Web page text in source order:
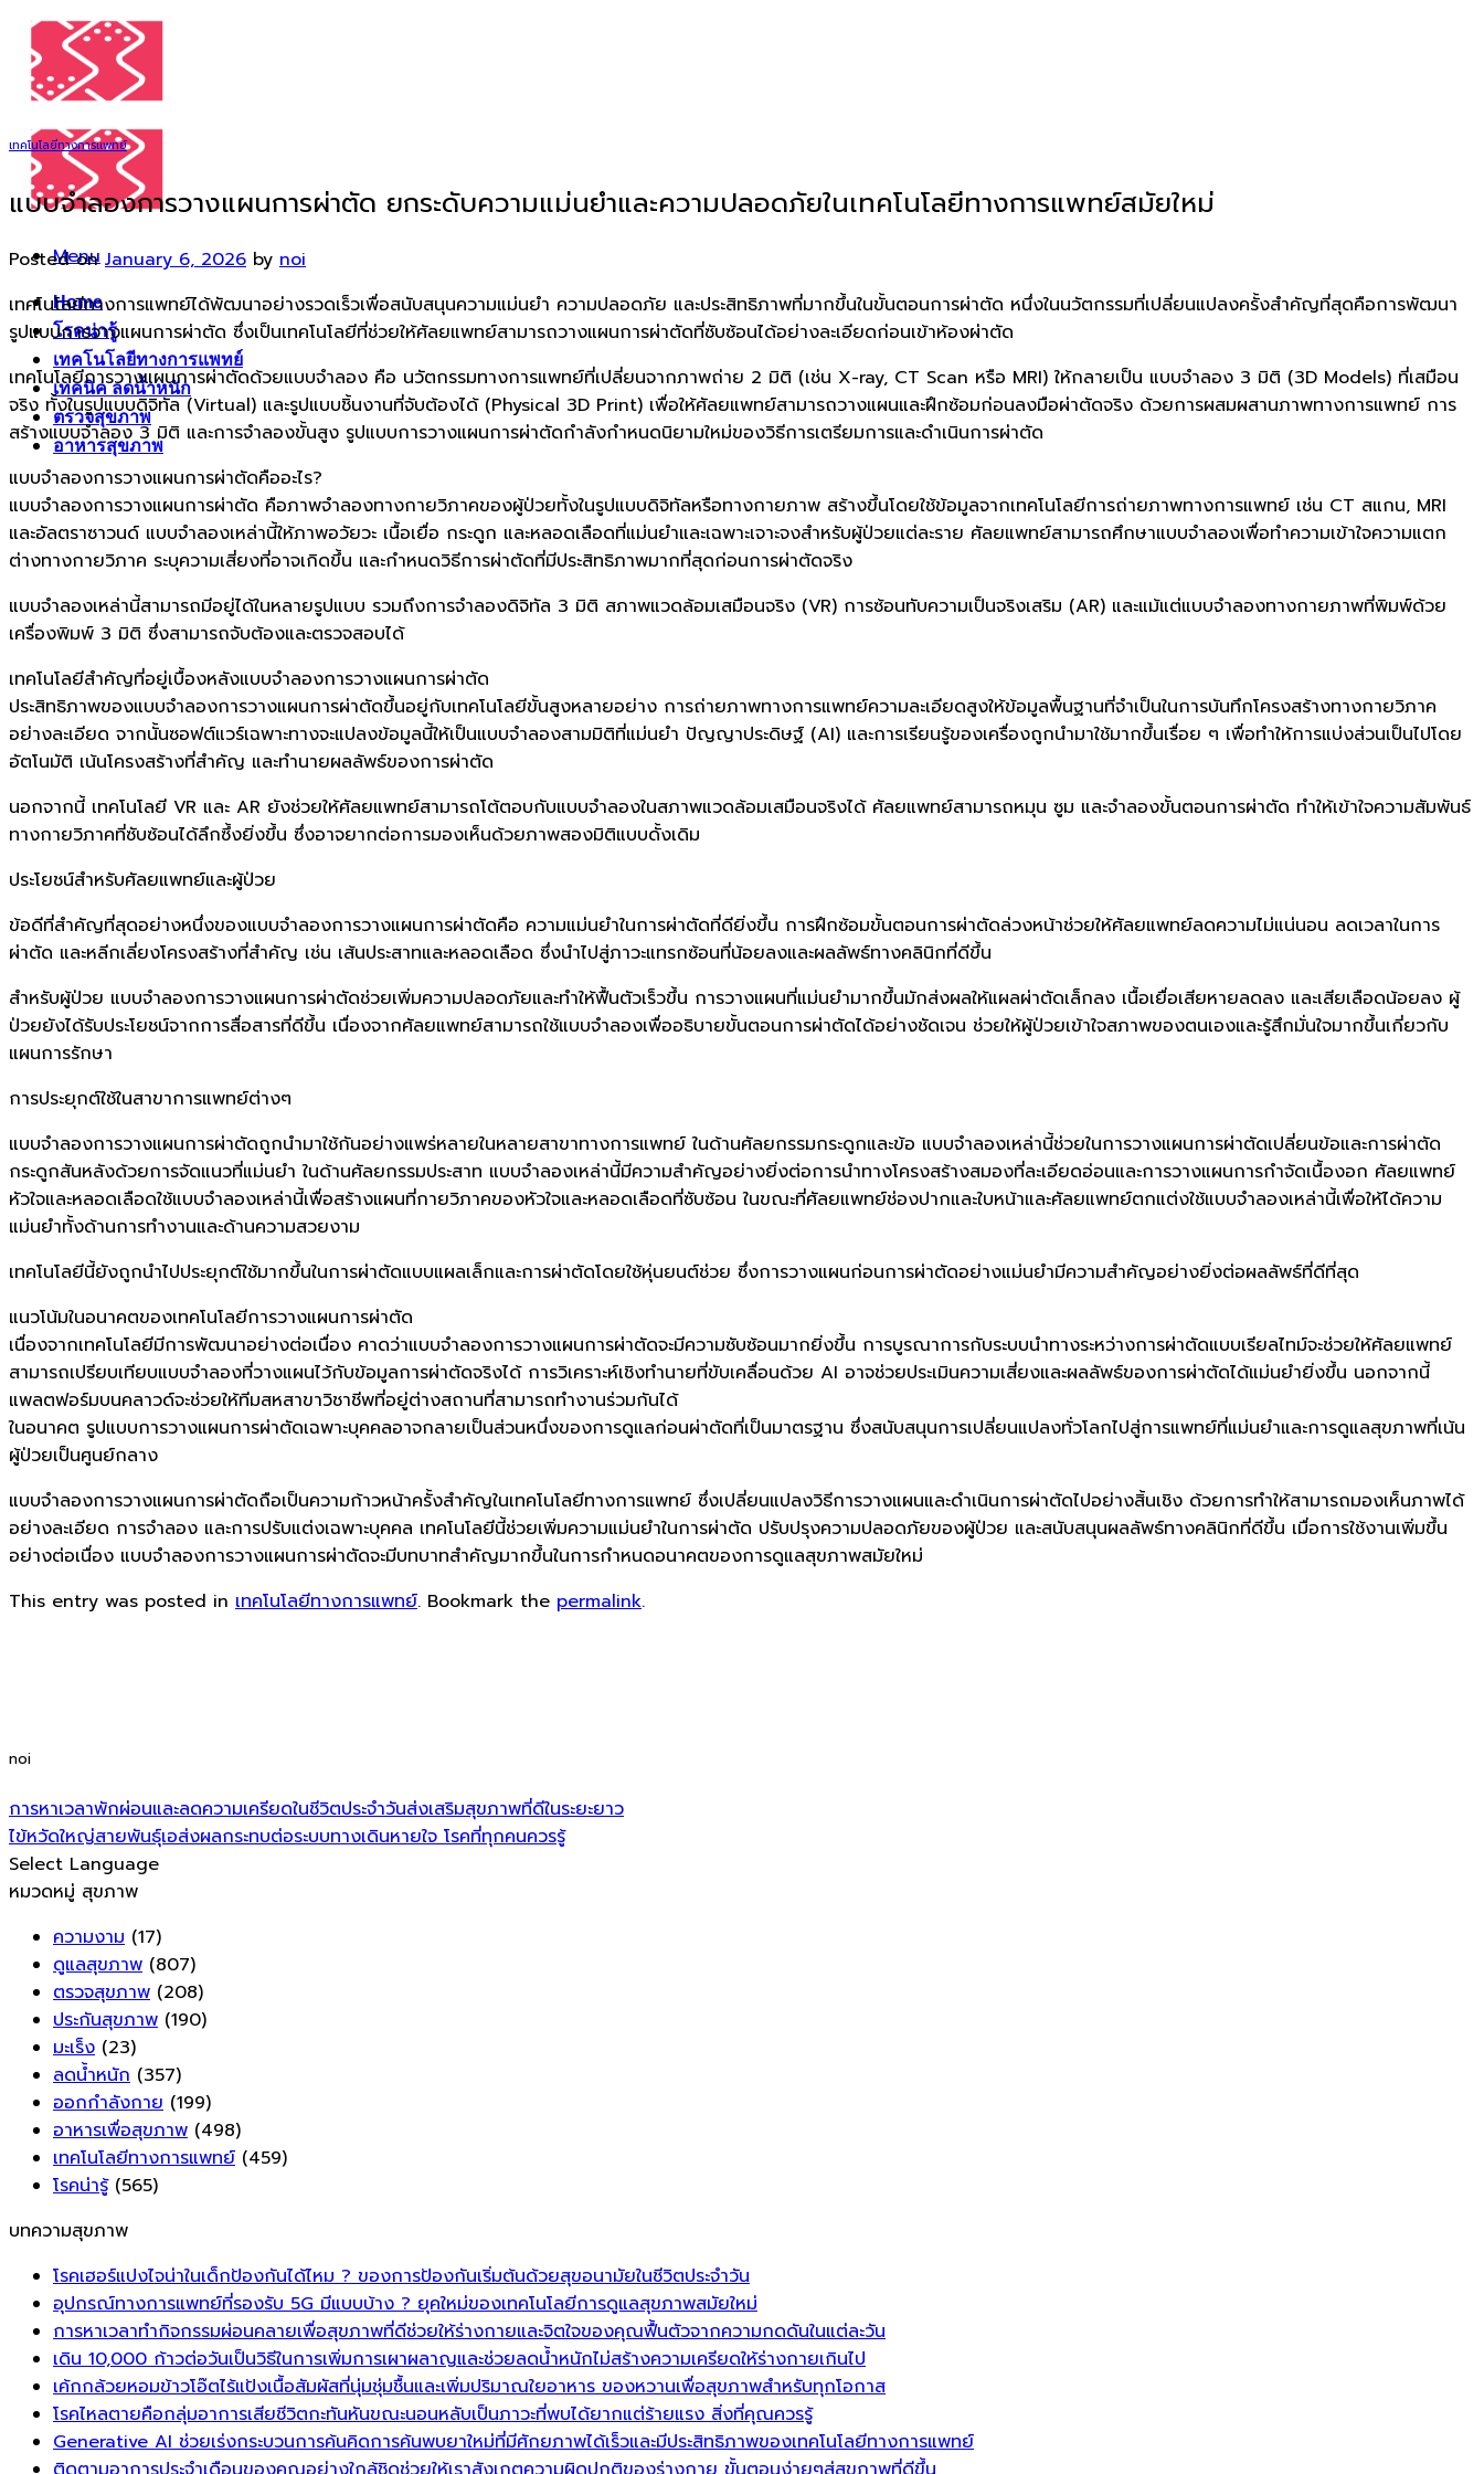
Skip
content
Menu
Home
โรคน่ารู้
เทคโนโลยีทางการแพทย์
เทคนิค ลดน้ำหนัก
ตรวจสุขภาพ
อาหารสุขภาพ
เทคโนโลยีทางการแพทย์
แบบจำลองการวางแผนการผ่าตัด ยกระดับความแม่นยำและความปลอดภัยในเทคโนโลยีทางการแพทย์สมัยใหม่
Posted onJanuary 6, 2026 by noi
เทคโนโลยีทางการแพทย์ได้พัฒนาอย่างรวดเร็วเพื่อสนับสนุนความแม่นยำ ความปลอดภัย และประสิทธิภาพที่มากขึ้นในขั้นตอนการผ่าตัด หนึ่งในนวัตกรรมที่เปลี่ยนแปลงครั้งสำคัญที่สุดคือการพัฒนา
รูปแบบการวางแผนการผ่าตัด ซึ่งเป็นเทคโนโลยีที่ช่วยให้ศัลยแพทย์สามารถวางแผนการผ่าตัดที่ซับซ้อนได้อย่างละเอียดก่อนเข้าห้องผ่าตัด
เทคโนโลยีการวางแผนการผ่าตัดด้วยแบบจำลอง คือ นวัตกรรมทางการแพทย์ที่เปลี่ยนจากภาพถ่าย 2 มิติ (เช่น X-ray, CT Scan หรือ MRI) ให้กลายเป็น แบบจำลอง 3 มิติ (3D Models) ที่เสมือน
จริง ทั้งในรูปแบบดิจิทัล (Virtual) และรูปแบบชิ้นงานที่จับต้องได้ (Physical 3D Print) เพื่อให้ศัลยแพทย์สามารถวางแผนและฝึกซ้อมก่อนลงมือผ่าตัดจริง ด้วยการผสมผสานภาพทางการแพทย์ การ
สร้างแบบจำลอง 3 มิติ และการจำลองขั้นสูง รูปแบบการวางแผนการผ่าตัดกำลังกำหนดนิยามใหม่ของวิธีการเตรียมการและดำเนินการผ่าตัด
แบบจำลองการวางแผนการผ่าตัดคืออะไร?
แบบจำลองการวางแผนการผ่าตัด คือภาพจำลองทางกายวิภาคของผู้ป่วยทั้งในรูปแบบดิจิทัลหรือทางกายภาพ สร้างขึ้นโดยใช้ข้อมูลจากเทคโนโลยีการถ่ายภาพทางการแพทย์ เช่น CT สแกน, MRI
และอัลตราซาวนด์ แบบจำลองเหล่านี้ให้ภาพอวัยวะ เนื้อเยื่อ กระดูก และหลอดเลือดที่แม่นยำและเฉพาะเจาะจงสำหรับผู้ป่วยแต่ละราย ศัลยแพทย์สามารถศึกษาแบบจำลองเพื่อทำความเข้าใจความแตก
ต่างทางกายวิภาค ระบุความเสี่ยงที่อาจเกิดขึ้น และกำหนดวิธีการผ่าตัดที่มีประสิทธิภาพมากที่สุดก่อนการผ่าตัดจริง
แบบจำลองเหล่านี้สามารถมีอยู่ได้ในหลายรูปแบบ รวมถึงการจำลองดิจิทัล 3 มิติ สภาพแวดล้อมเสมือนจริง (VR) การซ้อนทับความเป็นจริงเสริม (AR) และแม้แต่แบบจำลองทางกายภาพที่พิมพ์ด้วย
เครื่องพิมพ์ 3 มิติ ซึ่งสามารถจับต้องและตรวจสอบได้
เทคโนโลยีสำคัญที่อยู่เบื้องหลังแบบจำลองการวางแผนการผ่าตัด
ประสิทธิภาพของแบบจำลองการวางแผนการผ่าตัดขึ้นอยู่กับเทคโนโลยีขั้นสูงหลายอย่าง การถ่ายภาพทางการแพทย์ความละเอียดสูงให้ข้อมูลพื้นฐานที่จำเป็นในการบันทึกโครงสร้างทางกายวิภาค
อย่างละเอียด จากนั้นซอฟต์แวร์เฉพาะทางจะแปลงข้อมูลนี้ให้เป็นแบบจำลองสามมิติที่แม่นยำ ปัญญาประดิษฐ์ (AI) และการเรียนรู้ของเครื่องถูกนำมาใช้มากขึ้นเรื่อย ๆ เพื่อทำให้การแบ่งส่วนเป็นไปโดย
อัตโนมัติ เน้นโครงสร้างที่สำคัญ และทำนายผลลัพธ์ของการผ่าตัด
นอกจากนี้ เทคโนโลยี VR และ AR ยังช่วยให้ศัลยแพทย์สามารถโต้ตอบกับแบบจำลองในสภาพแวดล้อมเสมือนจริงได้ ศัลยแพทย์สามารถหมุน ซูม และจำลองขั้นตอนการผ่าตัด ทำให้เข้าใจความสัมพันธ์
ทางกายวิภาคที่ซับซ้อนได้ลึกซึ้งยิ่งขึ้น ซึ่งอาจยากต่อการมองเห็นด้วยภาพสองมิติแบบดั้งเดิม
ประโยชน์สำหรับศัลยแพทย์และผู้ป่วย
ข้อดีที่สำคัญที่สุดอย่างหนึ่งของแบบจำลองการวางแผนการผ่าตัดคือ ความแม่นยำในการผ่าตัดที่ดียิ่งขึ้น การฝึกซ้อมขั้นตอนการผ่าตัดล่วงหน้าช่วยให้ศัลยแพทย์ลดความไม่แน่นอน ลดเวลาในการ
ผ่าตัด และหลีกเลี่ยงโครงสร้างที่สำคัญ เช่น เส้นประสาทและหลอดเลือด ซึ่งนำไปสู่ภาวะแทรกซ้อนที่น้อยลงและผลลัพธ์ทางคลินิกที่ดีขึ้น
สำหรับผู้ป่วย แบบจำลองการวางแผนการผ่าตัดช่วยเพิ่มความปลอดภัยและทำให้ฟื้นตัวเร็วขึ้น การวางแผนที่แม่นยำมากขึ้นมักส่งผลให้แผลผ่าตัดเล็กลง เนื้อเยื่อเสียหายลดลง และเสียเลือดน้อยลง ผู้
ป่วยยังได้รับประโยชน์จากการสื่อสารที่ดีขึ้น เนื่องจากศัลยแพทย์สามารถใช้แบบจำลองเพื่ออธิบายขั้นตอนการผ่าตัดได้อย่างชัดเจน ช่วยให้ผู้ป่วยเข้าใจสภาพของตนเองและรู้สึกมั่นใจมากขึ้นเกี่ยวกับ
แผนการรักษา
การประยุกต์ใช้ในสาขาการแพทย์ต่างๆ
แบบจำลองการวางแผนการผ่าตัดถูกนำมาใช้กันอย่างแพร่หลายในหลายสาขาทางการแพทย์ ในด้านศัลยกรรมกระดูกและข้อ แบบจำลองเหล่านี้ช่วยในการวางแผนการผ่าตัดเปลี่ยนข้อและการผ่าตัด
กระดูกสันหลังด้วยการจัดแนวที่แม่นยำ ในด้านศัลยกรรมประสาท แบบจำลองเหล่านี้มีความสำคัญอย่างยิ่งต่อการนำทางโครงสร้างสมองที่ละเอียดอ่อนและการวางแผนการกำจัดเนื้องอก ศัลยแพทย์
หัวใจและหลอดเลือดใช้แบบจำลองเหล่านี้เพื่อสร้างแผนที่กายวิภาคของหัวใจและหลอดเลือดที่ซับซ้อน ในขณะที่ศัลยแพทย์ช่องปากและใบหน้าและศัลยแพทย์ตกแต่งใช้แบบจำลองเหล่านี้เพื่อให้ได้ความ
แม่นยำทั้งด้านการทำงานและด้านความสวยงาม
เทคโนโลยีนี้ยังถูกนำไปประยุกต์ใช้มากขึ้นในการผ่าตัดแบบแผลเล็กและการผ่าตัดโดยใช้หุ่นยนต์ช่วย ซึ่งการวางแผนก่อนการผ่าตัดอย่างแม่นยำมีความสำคัญอย่างยิ่งต่อผลลัพธ์ที่ดีที่สุด
แนวโน้มในอนาคตของเทคโนโลยีการวางแผนการผ่าตัด
เนื่องจากเทคโนโลยีมีการพัฒนาอย่างต่อเนื่อง คาดว่าแบบจำลองการวางแผนการผ่าตัดจะมีความซับซ้อนมากยิ่งขึ้น การบูรณาการกับระบบนำทางระหว่างการผ่าตัดแบบเรียลไทม์จะช่วยให้ศัลยแพทย์
สามารถเปรียบเทียบแบบจำลองที่วางแผนไว้กับข้อมูลการผ่าตัดจริงได้ การวิเคราะห์เชิงทำนายที่ขับเคลื่อนด้วย AI อาจช่วยประเมินความเสี่ยงและผลลัพธ์ของการผ่าตัดได้แม่นยำยิ่งขึ้น นอกจากนี้
แพลตฟอร์มบนคลาวด์จะช่วยให้ทีมสหสาขาวิชาชีพที่อยู่ต่างสถานที่สามารถทำงานร่วมกันได้
ในอนาคต รูปแบบการวางแผนการผ่าตัดเฉพาะบุคคลอาจกลายเป็นส่วนหนึ่งของการดูแลก่อนผ่าตัดที่เป็นมาตรฐาน ซึ่งสนับสนุนการเปลี่ยนแปลงทั่วโลกไปสู่การแพทย์ที่แม่นยำและการดูแลสุขภาพที่เน้น
ผู้ป่วยเป็นศูนย์กลาง
แบบจำลองการวางแผนการผ่าตัดถือเป็นความก้าวหน้าครั้งสำคัญในเทคโนโลยีทางการแพทย์ ซึ่งเปลี่ยนแปลงวิธีการวางแผนและดำเนินการผ่าตัดไปอย่างสิ้นเชิง ด้วยการทำให้สามารถมองเห็นภาพได้
อย่างละเอียด การจำลอง และการปรับแต่งเฉพาะบุคคล เทคโนโลยีนี้ช่วยเพิ่มความแม่นยำในการผ่าตัด ปรับปรุงความปลอดภัยของผู้ป่วย และสนับสนุนผลลัพธ์ทางคลินิกที่ดีขึ้น เมื่อการใช้งานเพิ่มขึ้น
อย่างต่อเนื่อง แบบจำลองการวางแผนการผ่าตัดจะมีบทบาทสำคัญมากขึ้นในการกำหนดอนาคตของการดูแลสุขภาพสมัยใหม่
This entry was posted in เทคโนโลยีทางการแพทย์. Bookmark the permalink.
noi
การหาเวลาพักผ่อนและลดความเครียดในชีวิตประจำวันส่งเสริมสุขภาพที่ดีในระยะยาว
ไข้หวัดใหญ่สายพันธุ์เอส่งผลกระทบต่อระบบทางเดินหายใจ โรคที่ทุกคนควรรู้
Select Language
หมวดหมู่ สุขภาพ
ความงาม (17)
ดูแลสุขภาพ (807)
ตรวจสุขภาพ (208)
ประกันสุขภาพ (190)
มะเร็ง (23)
ลดน้ำหนัก (357)
ออกกำลังกาย (199)
อาหารเพื่อสุขภาพ (498)
เทคโนโลยีทางการแพทย์ (459)
โรคน่ารู้(565)
บทความสุขภาพ
โรคเฮอร์แปงไจน่าในเด็กป้องกันได้ไหม ? ของการป้องกันเริ่มต้นด้วยสุขอนามัยในชีวิตประจำวัน
อุปกรณ์ทางการแพทย์ที่รองรับ 5G มีแบบบ้าง ? ยุคใหม่ของเทคโนโลยีการดูแลสุขภาพสมัยใหม่
การหาเวลาทำกิจกรรมผ่อนคลายเพื่อสุขภาพที่ดีช่วยให้ร่างกายและจิตใจของคุณฟื้นตัวจากความกดดันในแต่ละวัน
เดิน 10,000 ก้าวต่อวันเป็นวิธีในการเพิ่มการเผาผลาญและช่วยลดน้ำหนักไม่สร้างความเครียดให้ร่างกายเกินไป
เค้กกล้วยหอมข้าวโอ๊ตไร้แป้งเนื้อสัมผัสที่นุ่มชุ่มชื้นและเพิ่มปริมาณใยอาหาร ของหวานเพื่อสุขภาพสำหรับทุกโอกาส
โรคไหลตายคือกลุ่มอาการเสียชีวิตกะทันหันขณะนอนหลับเป็นภาวะที่พบได้ยากแต่ร้ายแรง สิ่งที่คุณควรรู้
Generative AI ช่วยเร่งกระบวนการค้นคิดการค้นพบยาใหม่ที่มีศักยภาพได้เร็วและมีประสิทธิภาพของเทคโนโลยีทางการแพทย์